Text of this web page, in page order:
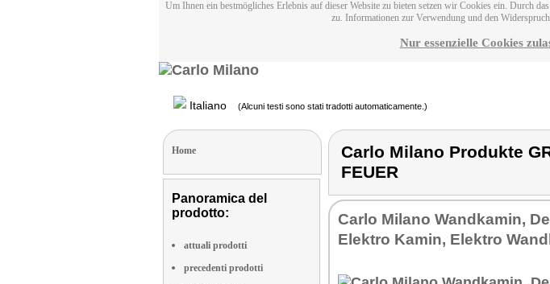
Um Ihnen ein bestmögliches Erlebnis auf dieser Website zu bieten setzen wir Cookies ein. Durch
zu. Informationen zur Verwendung und den
Nur essenzielle Cookies
Italiano (Alcuni testi sono stati tradotti automaticamente.)
Home
Panoramica del
prodotto:
attuali prodotti
precedenti prodotti
Carlo Milano Produkte
FEUER
Carlo Milano Wandkamin,
Elektro Kamin, Elektro